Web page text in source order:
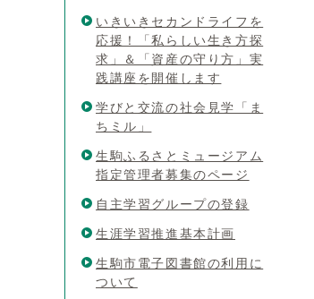
いきいきセカンドライフを
応援！「私らしい生き方探
求」＆「資産の守り方」実
践講座を開催します
学びと交流の社会見学「ま
ちミル」
生駒ふるさとミュージアム
指定管理者募集のページ
自主学習グループの登録
生涯学習推進基本計画
生駒市電子図書館の利用に
ついて